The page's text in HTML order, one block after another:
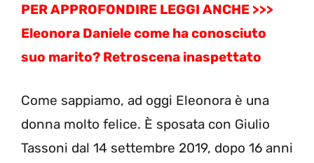
PER APPROFONDIRE LEGGI ANCHE >>>
Eleonora Daniele come ha conosciuto
suo marito? Retroscena inaspettato
Come sappiamo, ad oggi Eleonora è una
donna molto felice. È sposata con Giulio
Tassoni dal 14 settembre 2019, dopo 16 anni